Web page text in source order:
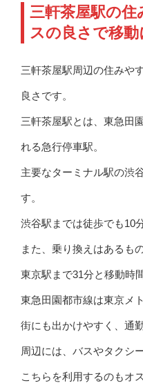
三軒茶屋駅の
スの良さで移動
三軒茶屋駅周辺の住みや
良さです。
三軒茶屋駅とは、東急田
れる急行停車駅。
主要なターミナル駅の渋
す。
渋谷駅までは徒歩でも10
また、乗り換えはあるも
東京駅まで31分と移動時
東急田園都市線は東京メ
街にも出かけやすく、通
周辺には、バスやタクシ
こちらを利用するのもオ